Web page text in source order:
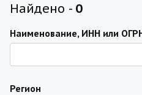
Найдено - 0
Наименование, ИНН или
Регион